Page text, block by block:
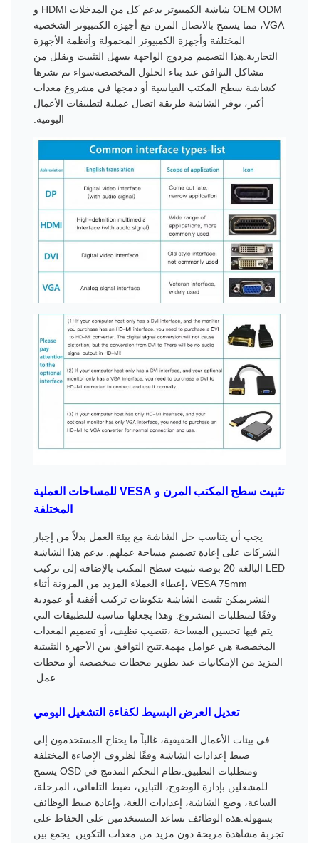
OEM ODM شاشة الكمبيوتر يدعم كل من المدخلات HDMI و
VGA، مما يسمح بالاتصال المرن مع أجهزة الكمبيوتر الشخصية
المختلفة وأجهزة الكمبيوتر المحمولة وأنظمة الأجهزة
التجارية.هذا التصميم مزدوج الواجهة يسهل التثبيت ويقلل من
مشاكل التوافق عند بناء الحلول المخصصةسواء تم نشرها
كشاشة سطح المكتب القياسية أو دمجها في مشروع معدات
أكبر، يوفر الشاشة طريقة اتصال عملية لتطبيقات الأعمال
اليومية.
تثبيت سطح المكتب المرن و VESA للمساحات العملية
المختلفة
يجب أن يتناسب حل الشاشة مع بيئة العمل بدلاً من إجبار
الشركات على إعادة تصميم مساحة عملهم. يدعم هذا الشاشة
LED البالغة 20 بوصة تثبيت سطح المكتب بالإضافة إلى تركيب
VESA 75mm ،إعطاء العملاء المزيد من المرونة أثناء
النشريمكن تثبيت الشاشة بتكوينات تركيب أفقية أو عمودية
وفقًا لمتطلبات المشروع. وهذا يجعلها مناسبة للتطبيقات التي
يتم فيها تحسين المساحة ،تنصيب نظيف، أو تصميم المعدات
المخصصة هي عوامل مهمة.تتيح التوافق بين الأجهزة التثبيتية
المزيد من الإمكانيات عند تطوير محطات متخصصة أو محطات
عمل.
تعديل العرض البسيط لكفاءة التشغيل اليومي
في بيئات الأعمال الحقيقية، غالباً ما يحتاج المستخدمون إلى
ضبط إعدادات الشاشة وفقًا لظروف الإضاءة المختلفة
ومتطلبات التطبيق.نظام التحكم المدمج في OSD يسمح
للمشغلين بإدارة الوضوح، التباين، ضبط التلقائي، المرحلة،
الساعة، وضع الشاشة، إعدادات اللغة، وإعادة ضبط الوظائف
بسهولة.هذه الوظائف تساعد المستخدمين على الحفاظ على
تجربة مشاهدة مريحة دون مزيد من معدات التكوين. يجمع بين